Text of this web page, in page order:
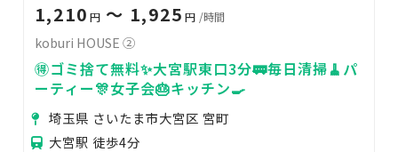
1,210 円 〜 1,925 円 /時間
koburi HOUSE ②
🉐ゴミ捨て無料✨大宮駅東口3分🚃毎日清掃🧹パ
ーティー🎊女子会🎂キッチン🍳
埼玉県 さいたま市大宮区 宮町
大宮駅 徒歩4分